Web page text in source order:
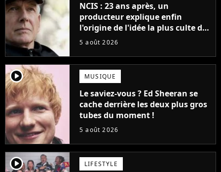
NCIS : 23 ans après, un
producteur explique enfin
l'origine de l'idée la plus culte de
la série (et on ne parle pas du
5 août 2026
player2 MUSIQUE
Le saviez-vous ? Ed Sheeran se
cache derrière les deux plus gros
tubes du moment !
5 août 2026
player2 LIFESTYLE